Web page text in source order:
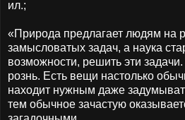
ил.;
«Природа предлагает людям на
замысловатых​ задач, а наука
возможности, решить эти
рознь. Есть ​вещи​ настолько
находит нужным даже
тем обычное зачастую